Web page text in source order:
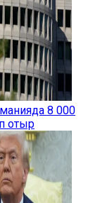
8 000
отыр